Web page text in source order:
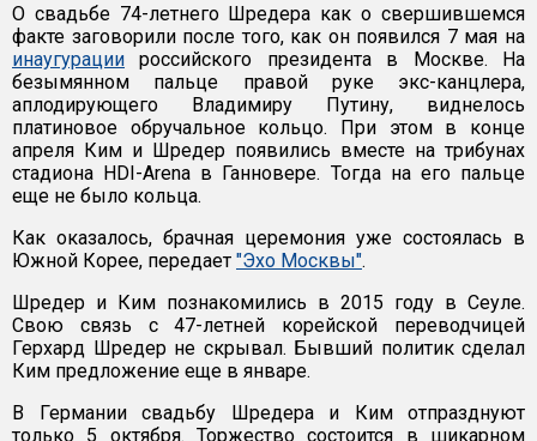
О свадьбе 74-летнего Шредера как о свершившемся
факте заговорили после того, как он появился 7 мая на
инаугурации российского президента в Москве. На
безымянном пальце правой руке экс-канцлера,
аплодирующего Владимиру Путину, виднелось
платиновое обручальное кольцо. При этом в конце
апреля Ким и Шредер появились вместе на трибунах
стадиона HDI-Arena в Ганновере. Тогда на его пальце
еще не было кольца.
Как оказалось, брачная церемония уже состоялась в
Южной Корее, передает "Эхо Москвы".
Шредер и Ким познакомились в 2015 году в Сеуле.
Свою связь с 47-летней корейской переводчицей
Герхард Шредер не скрывал. Бывший политик сделал
Ким предложение еще в январе.
В Германии свадьбу Шредера и Ким отпразднуют
только 5 октября. Торжество состоится в шикарном